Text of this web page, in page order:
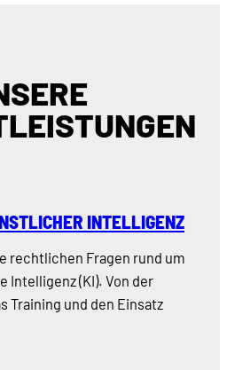
INTELLIGENZ
rechtlichen Fragen rund um
Intelligenz (KI). Von der
Training und den Einsatz